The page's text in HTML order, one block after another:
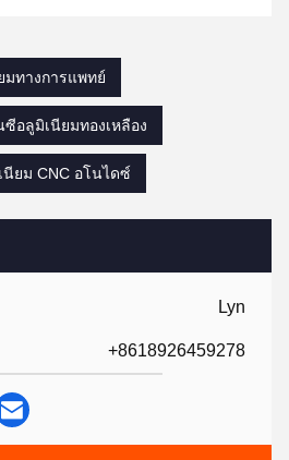
Lyn
+8618926459278
มทางการแพทย์
อลูมิเนียมทองเหลือง
ยม CNC อโนไดซ์